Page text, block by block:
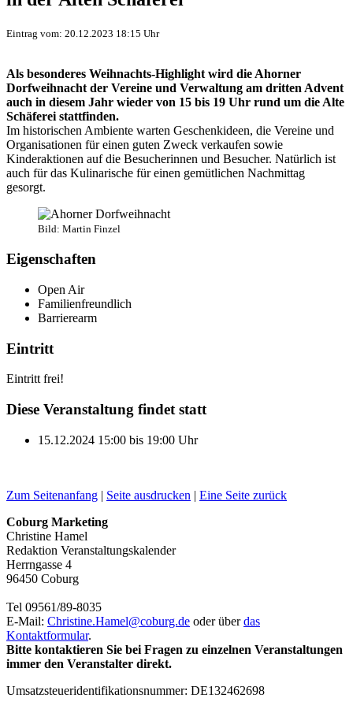
Eintrag vom: 20.12.2023 18:15 Uhr
Als besonderes Weihnachts-Highlight wird die Ahorner
Dorfweihnacht der Vereine und Verwaltung am dritten Advent
auch in diesem Jahr wieder von 15 bis 19 Uhr rund um die Alte
Schäferei stattfinden.
Im historischen Ambiente warten Geschenkideen, die Vereine und
Organisationen für einen guten Zweck verkaufen sowie
Kinderaktionen auf die Besucherinnen und Besucher. Natürlich ist
auch für das Kulinarische für einen gemütlichen Nachmittag
gesorgt.
Bild: Martin Finzel
Eigenschaften
Open Air
Familienfreundlich
Barrierearm
Eintritt
Eintritt frei!
Diese Veranstaltung findet statt
15.12.2024 15:00 bis 19:00 Uhr
Zum Seitenanfang | Seite ausdrucken | Eine Seite zurück
Coburg Marketing
Christine Hamel
Redaktion Veranstaltungskalender
Herrngasse 4
96450 Coburg
Tel 09561/89-8035
E-Mail: Christine.Hamel@coburg.de oder überdas
Kontaktformular.
Bitte kontaktieren Sie bei Fragen zu einzelnen Veranstaltungen
immer den Veranstalter direkt.
Umsatzsteueridentifikationsnummer: DE132462698